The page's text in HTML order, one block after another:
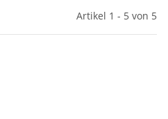
Artikel 1 - 5 von 5